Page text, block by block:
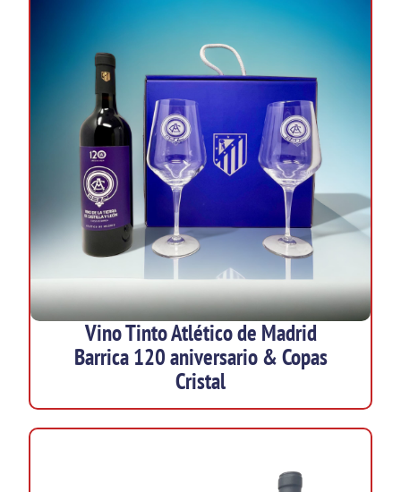
Vino Tinto Atlético de Madrid
Barrica 120 aniversario & Copas
Cristal